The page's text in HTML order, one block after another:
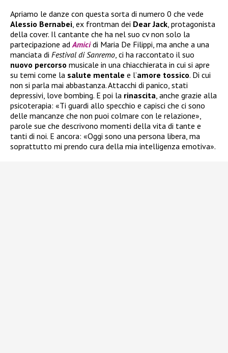
Apriamo le danze con questa sorta di numero 0 che vede
Alessio Bernabei, ex frontman dei Dear Jack, protagonista
della cover. Il cantante che ha nel suo cv non solo la
partecipazione adAmici di Maria De Filippi, ma anche a una
manciata di Festival di Sanremo, ci ha raccontato il suo
nuovo percorso musicale in una chiacchierata in cui si apre
su temi come la salute mentale e l’amore tossico. Di cui
non si parla mai abbastanza. Attacchi di panico, stati
depressivi, love bombing. E poi la rinascita, anche grazie alla
psicoterapia: «Ti guardi allo specchio e capisci che ci sono
delle mancanze che non puoi colmare con le relazione»,
parole sue che descrivono momenti della vita di tante e
tanti di noi. E ancora: «Oggi sono una persona libera, ma
soprattutto mi prendo cura della mia intelligenza emotiva».